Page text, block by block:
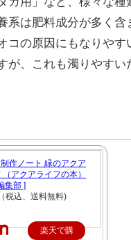
系は肥料成分が多く含
コの原因にもなりやす
が、これも濁りやすい
作ノート 緑のアクア
アクアライフの本）
集部 ]
税込、送料無料)
楽天で購